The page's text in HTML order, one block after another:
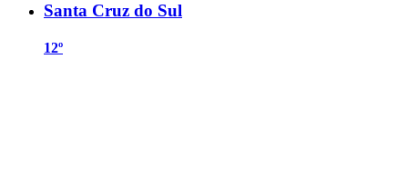
Santa Cruz do Sul
12º